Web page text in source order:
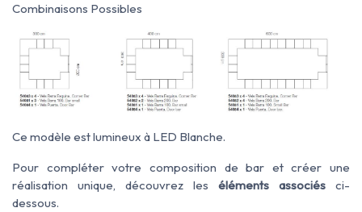
Combinaisons Possibles
Ce modèle est lumineux à LED Blanche.
Pour compléter votre composition de bar et créer une
réalisation unique, découvrez les éléments associés ci-
dessous.